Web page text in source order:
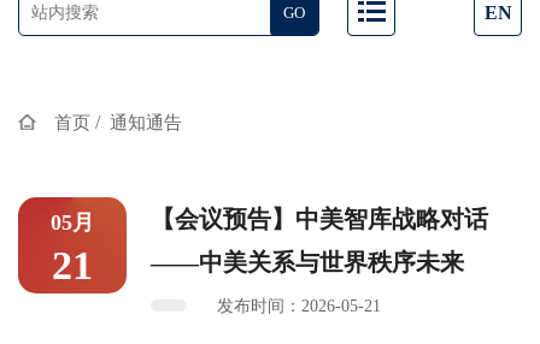
EN
首页 / 通知通告
05月
21
【会议预告】中美智库战略对话
——中美关系与世界秩序未来
发布时间：2026-05-21